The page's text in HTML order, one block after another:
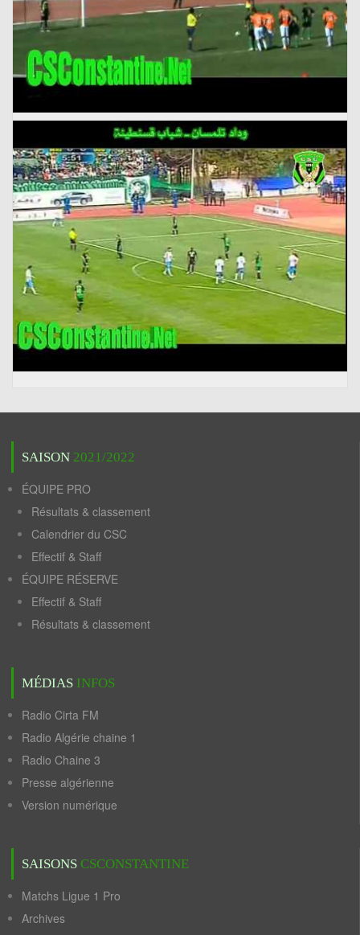
SAISON 2021/2022
ÉQUIPE PRO
Résultats & classement
Calendrier du CSC
Effectif & Staff
ÉQUIPE RÉSERVE
Effectif & Staff
Résultats & classement
MÉDIAS INFOS
Radio Cirta FM
Radio Algérie chaine 1
Radio Chaine 3
Presse algérienne
Version numérique
SAISONS CSCONSTANTINE
Matchs Ligue 1 Pro
Archives